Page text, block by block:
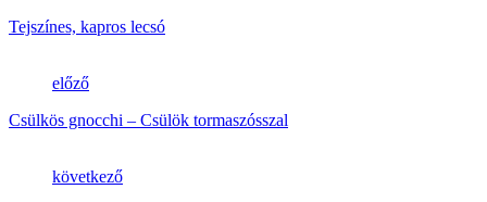
Tejszínes, kapros lecsó
előző
Csülkös gnocchi – Csülök tormaszósszal
következő